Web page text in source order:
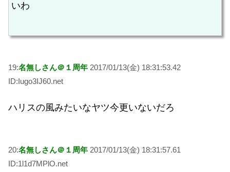
いわ
19:名無しさん＠１周年 2017/01/13(金) 18:31:53.42
ID:Iugo3IJ60.net
ハリスの風みたいなヤツ今更いないだろ
20:名無しさん＠１周年 2017/01/13(金) 18:31:57.61
ID:1l1d7MPlO.net